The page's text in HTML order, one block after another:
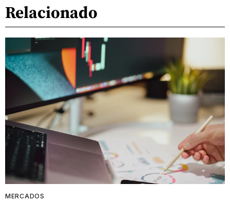
Relacionado
MERCADOS